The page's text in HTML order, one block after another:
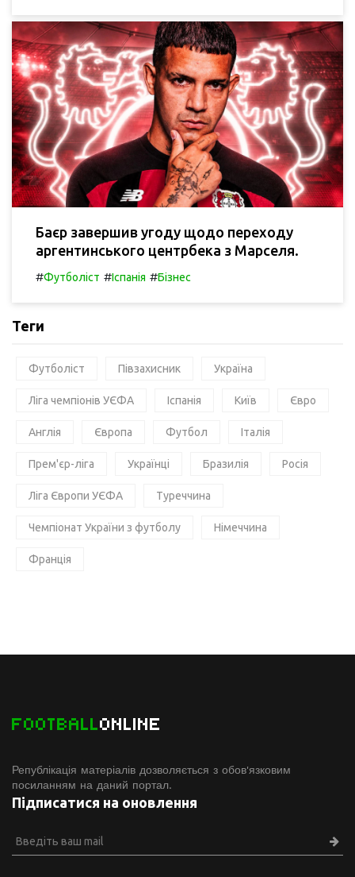
Баєр завершив угоду щодо переходу
аргентинського центрбека з Марселя.
#Футболіст #Іспанія #Бізнес
Теги
Футболіст Півзахисник Україна
Ліга чемпіонів УЄФА Іспанія Київ Євро
Англія Європа Футбол Італія
Прем'єр-ліга Українці Бразилія Росія
Ліга Європи УЄФА Туреччина
Чемпіонат України з футболу Німеччина
Франція
FOOTBALLONLINE
Републікація матеріалів дозволяється з обов'язковим
посиланням на даний портал.
Підписатися на оновлення